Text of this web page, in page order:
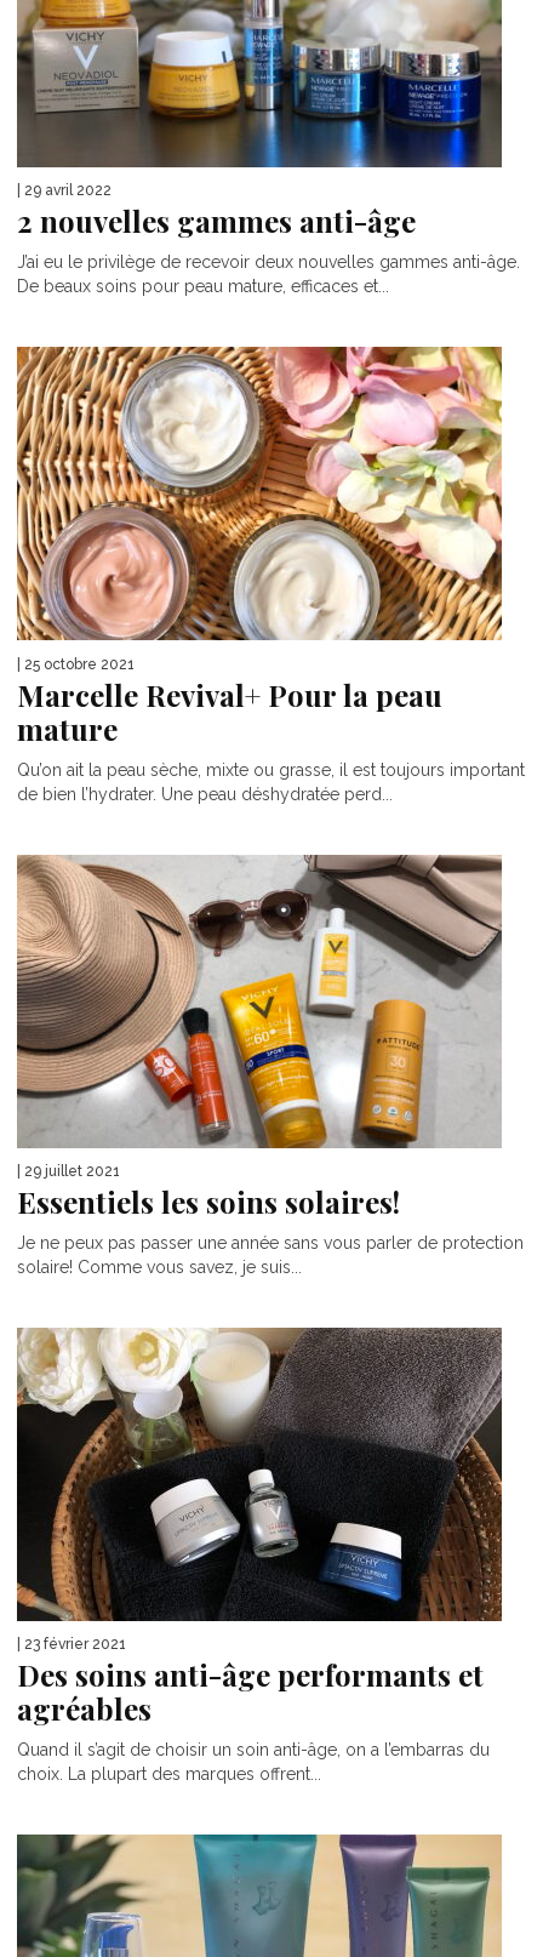
| 29 avril 2022
2 nouvelles gammes anti-âge
J’ai eu le privilège de recevoir deux nouvelles gammes anti-âge.
De beaux soins pour peau mature, efficaces et...
| 25 octobre 2021
Marcelle Revival+ Pour la peau
mature
Qu’on ait la peau sèche, mixte ou grasse, il est toujours important
de bien l’hydrater. Une peau déshydratée perd...
| 29 juillet 2021
Essentiels les soins solaires!
Je ne peux pas passer une année sans vous parler de protection
solaire! Comme vous savez, je suis...
| 23 février 2021
Des soins anti-âge performants et
agréables
Quand il s’agit de choisir un soin anti-âge, on a l’embarras du
choix. La plupart des marques offrent...